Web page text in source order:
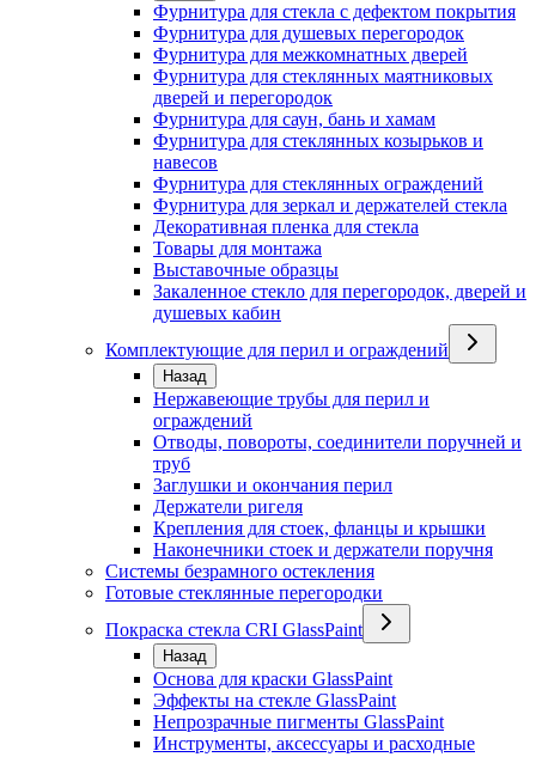
Фурнитура для стекла с дефектом покрытия
Фурнитура для душевых перегородок
Фурнитура для межкомнатных дверей
Фурнитура для стеклянных маятниковых
дверей и перегородок
Фурнитура для саун, бань и хамам
Фурнитура для стеклянных козырьков и
навесов
Фурнитура для стеклянных ограждений
Фурнитура для зеркал и держателей стекла
Декоративная пленка для стекла
Товары для монтажа
Выставочные образцы
Закаленное стекло для перегородок, дверей и
душевых кабин
Комплектующие для перил и ограждений
Назад
Нержавеющие трубы для перил и
ограждений
Отводы, повороты, соединители поручней и
труб
Заглушки и окончания перил
Держатели ригеля
Крепления для стоек, фланцы и крышки
Наконечники стоек и держатели поручня
Системы безрамного остекления
Готовые стеклянные перегородки
Покраска стекла CRI GlassPaint
Назад
Основа для краски GlassPaint
Эффекты на стекле GlassPaint
Непрозрачные пигменты GlassPaint
Инструменты, аксессуары и расходные